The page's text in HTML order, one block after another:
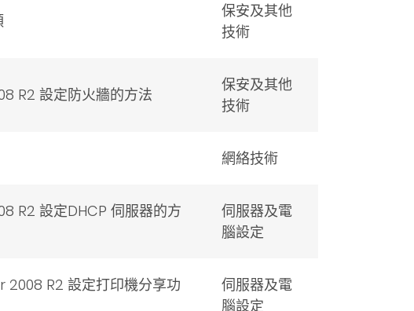
保安及其他
技術
R2 設定防火牆的方法
保安及其他
技術
網絡技術
R2 設定DHCP 伺服器的方
伺服器及電
腦設定
R2 設定打印機分享功
伺服器及電
腦設定